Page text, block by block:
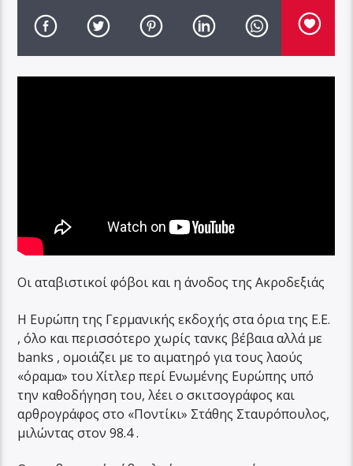
Οι αταβιστικοί φόβοι και η άνοδος της Ακροδεξιάς
Η Ευρώπη της Γερμανικής εκδοχής στα όρια της Ε.Ε.
, όλο και περισσότερο χωρίς τανκς βέβαια αλλά με
banks , ομοιάζει με το αιματηρό για τους λαούς
«όραμα» του Χίτλερ περί Ενωμένης Ευρώπης υπό
την καθοδήγηση του, λέει ο σκιτσογράφος και
αρθρογράφος στο «Ποντίκι» Στάθης Σταυρόπουλος,
μιλώντας στον 98.4 .